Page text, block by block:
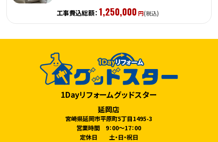
工事費込総額： 1,250,000 円(税込)
1Dayリフォームグッドスター
延岡店
宮崎県延岡市平原町5丁目1495-3
営業時間 9：00～17：00
定休日 土・日・祝日